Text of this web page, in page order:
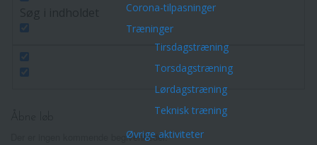
Corona-tilpasninger
Træninger
Tirsdagstræning
Torsdagstræning
Lørdagstræning
Teknisk træning
Øvrige aktiviteter
Der er ingen kommende begivenheder.